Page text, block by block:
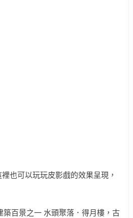
也可以玩玩皮影戲的效果呈現，